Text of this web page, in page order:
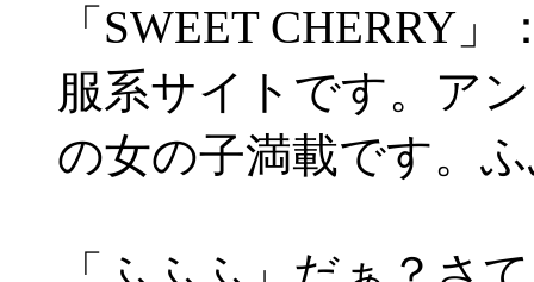
「SWEET CHERRY
服系サイトです。ア
の女の子満載です。